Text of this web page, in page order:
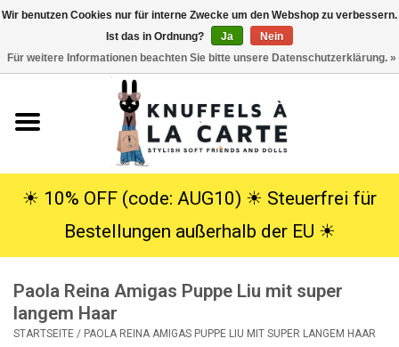
Kuscheltiere
SALE
Geschenke
☀︎ 10% OFF (code: AUG10) ☀︎ Steuerfrei für
Bestellungen außerhalb der EU ☀︎
Paola Reina Amigas Puppe Liu mit super
langem Haar
STARTSEITE / PAOLA REINA AMIGAS PUPPE LIU MIT SUPER LANGEM HAAR
Wir benutzen Cookies nur für interne Zwecke um den Webshop zu verbessern.
Ist das in Ordnung?
Ja
Nein
Für weitere Informationen beachten Sie bitte unsere Datenschutzerklärung. »